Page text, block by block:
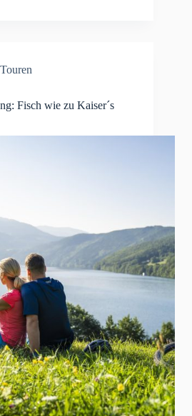
Fisch wie zu Kaiser´s